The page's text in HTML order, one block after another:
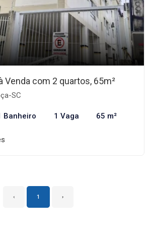
Venda com 2 quartos, 65m²
SC
Banheiro 1 Vaga 65 m²
‹ 1 ›